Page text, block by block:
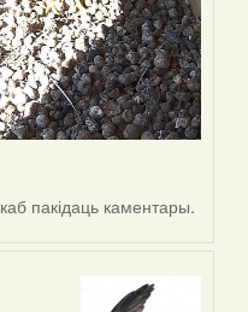
каб пакідаць каментары.